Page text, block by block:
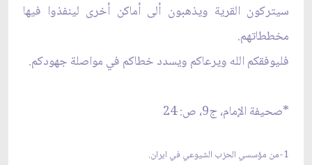
سيتركون القرية ويذهبون ألى أماكن أخرى لينفذوا فيها
مخططاتهم.
فليوفقكم الله ويرعاكم ويسدد خطاكم في مواصلة جهودكم.
*صحيفة الإمام، ج‏9، ص: 24
1-من مؤسسي الحزب الشيوعي في ايران.